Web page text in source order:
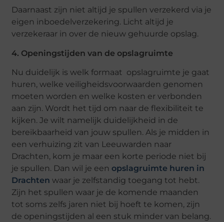
Daarnaast zijn niet altijd je spullen verzekerd via je
eigen inboedelverzekering. Licht altijd je
verzekeraar in over de nieuw gehuurde opslag.
4. Openingstijden van de opslagruimte
Nu duidelijk is welk formaat opslagruimte je gaat
huren, welke veiligheidsvoorwaarden genomen
moeten worden en welke kosten er verbonden
aan zijn. Wordt het tijd om naar de flexibiliteit te
kijken. Je wilt namelijk duidelijkheid in de
bereikbaarheid van jouw spullen. Als je midden in
een verhuizing zit van Leeuwarden naar
Drachten, kom je maar een korte periode niet bij
je spullen. Dan wil je eenopslagruimte huren in
Drachten waar je zelfstandig toegang tot hebt.
Zijn het spullen waar je de komende maanden
tot soms zelfs jaren niet bij hoeft te komen, zijn
de openingstijden al een stuk minder van belang.